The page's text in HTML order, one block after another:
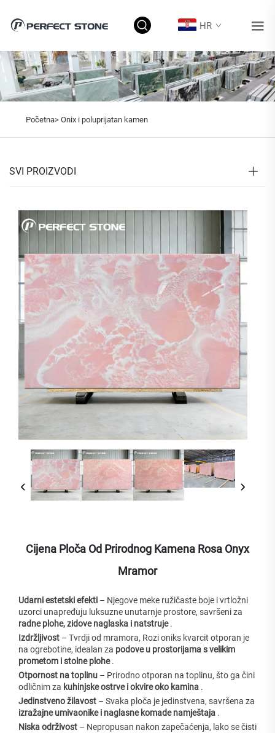
HR
Početna> Onix i poluprijatan kamen
SVI PROIZVODI
Cijena Ploča Od Prirodnog Kamena Rosa Onyx
Mramor
Udarni estetski efekti – Njegove meke ružičaste boje i vrtložni
uzorci unapređuju luksuzne unutarnje prostore, savršeni za
radne plohe, zidove naglaska i natstruje.
Izdržljivost – Tvrdji od mramora, Rozi oniks kvarcit otporan je
na ogrebotine, idealan za podove u prostorijama s velikim
prometom i stolne plohe.
Otpornost na toplinu – Prirodno otporan na toplinu, što ga čini
odličnim za kuhinjske ostrve i okvire oko kamina .
Jedinstveno žilavost – Svaka ploča je jedinstvena, savršena za
izražajne umivaonike i naglasne komade namještaja .
Niska održivost – Nepropusan nakon zapečaćenja, lako se čisti